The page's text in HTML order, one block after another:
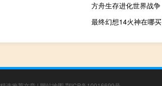
方舟生存进化世界战争
最终幻想14火神在哪买